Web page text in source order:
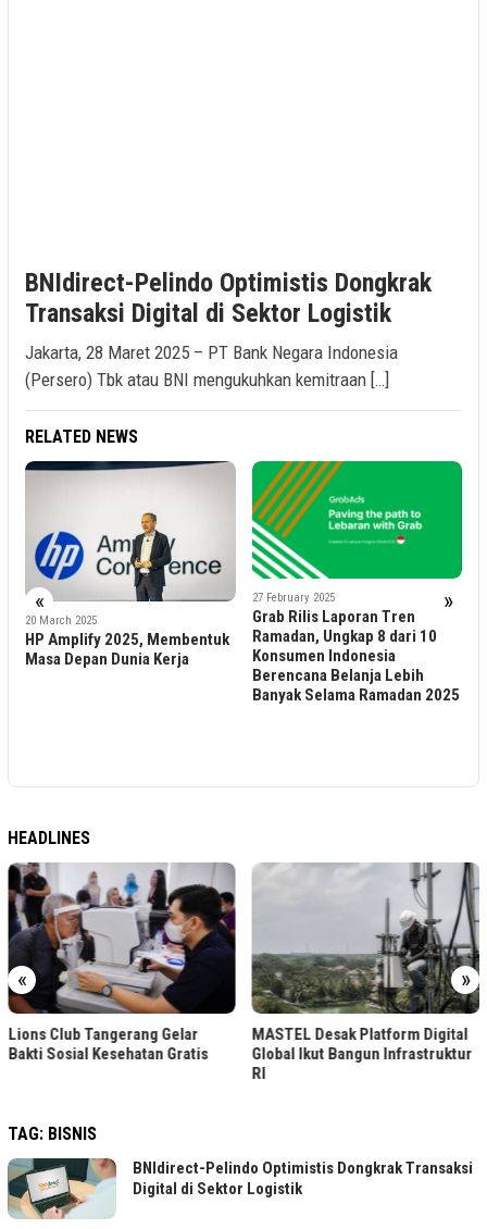
BNIdirect-Pelindo Optimistis Dongkrak
Transaksi Digital di Sektor Logistik
Jakarta, 28 Maret 2025 – PT Bank Negara Indonesia
(Persero) Tbk atau BNI mengukuhkan kemitraan […]
RELATED NEWS
« »
20 March 2025
HP Amplify 2025, Membentuk
Masa Depan Dunia Kerja
27 February 2025
Grab Rilis Laporan Tren
Ramadan, Ungkap 8 dari 10
Konsumen Indonesia
Berencana Belanja Lebih
Banyak Selama Ramadan 2025
HEADLINES
« »
Lions Club Tangerang Gelar
Bakti Sosial Kesehatan Gratis
MASTEL Desak Platform Digital
Global Ikut Bangun Infrastruktur
RI
TAG: BISNIS
BNIdirect-Pelindo Optimistis Dongkrak Transaksi
Digital di Sektor Logistik